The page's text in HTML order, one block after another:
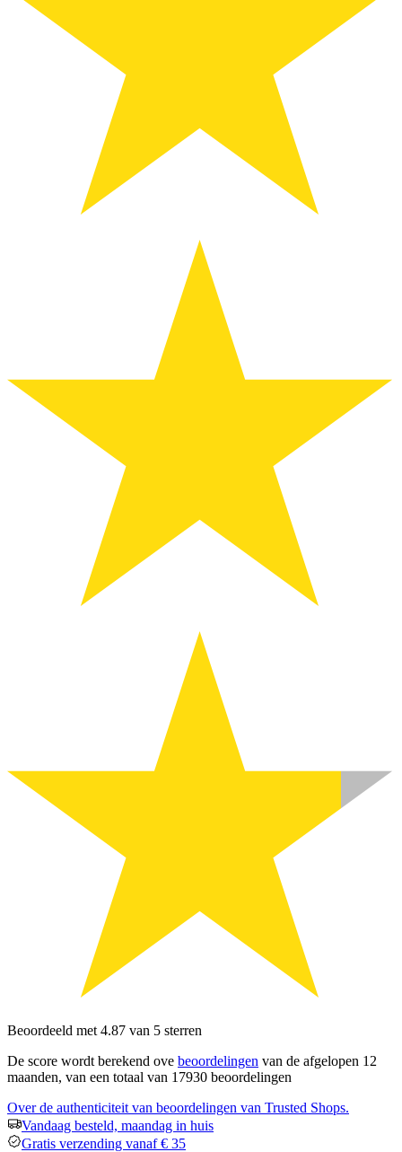
Beoordeeld met 4.87 van 5 sterren
De score wordt berekend ove beoordelingen van de afgelopen 12
maanden, van een totaal van 17930 beoordelingen
Over de authenticiteit van beoordelingen van Trusted Shops.
Vandaag besteld, maandag in huis
Gratis verzending vanaf € 35